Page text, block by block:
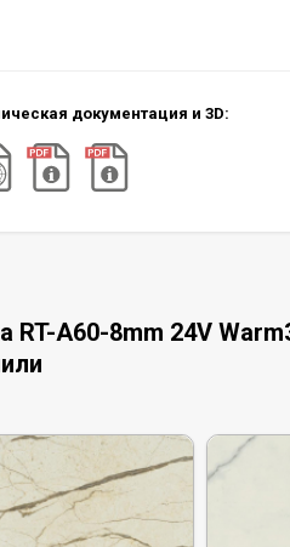
документация и 3D:
A60-8mm 24V